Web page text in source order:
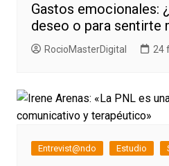
Gastos emocionales:
deseo o para sentirte
RocioMasterDigital 24
Entrevist@ndo Estudio